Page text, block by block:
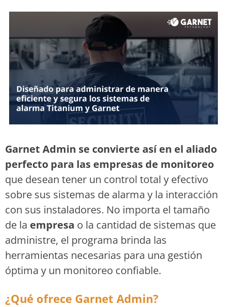
Garnet Admin se convierte así en el aliado
perfecto para las empresas de monitoreo
que desean tener un control total y efectivo
sobre sus sistemas de alarma y la interacción
con sus instaladores. No importa el tamaño
de la empresa o la cantidad de sistemas que
administre, el programa brinda las
herramientas necesarias para una gestión
óptima y un monitoreo confiable.
¿Qué ofrece Garnet Admin?